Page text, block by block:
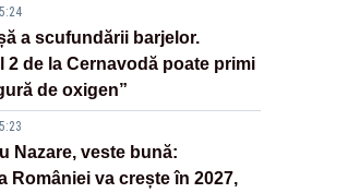
a scufundării barjelor.
2 de la Cernavodă poate primi
de oxigen”
Nazare, veste bună:
României va crește în 2027,